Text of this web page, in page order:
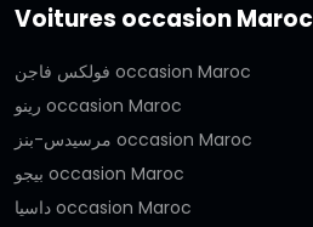
Voitures occasion Maroc
فولكس فاجن occasion Maroc
رينو occasion Maroc
مرسيدس-بنز occasion Maroc
بيجو occasion Maroc
داسيا occasion Maroc